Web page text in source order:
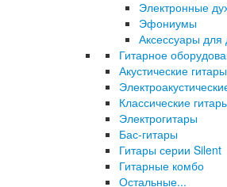
Электронные
Эфониумы
Аксессуары для
Гитарное
Акустические гитары
Классические
Электрогитары
Бас-гитары
Гитары серии Silent
Гитарные комбо
Остальные...